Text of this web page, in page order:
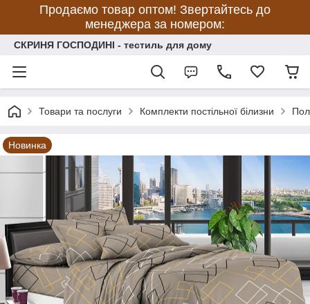
Продаємо товар оптом! Звертайтесь до
менеджера за номером:
СКРИНЯ ГОСПОДИНІ - тестиль для дому
Товари та послуги Комплекти постільної білизни
Новинка